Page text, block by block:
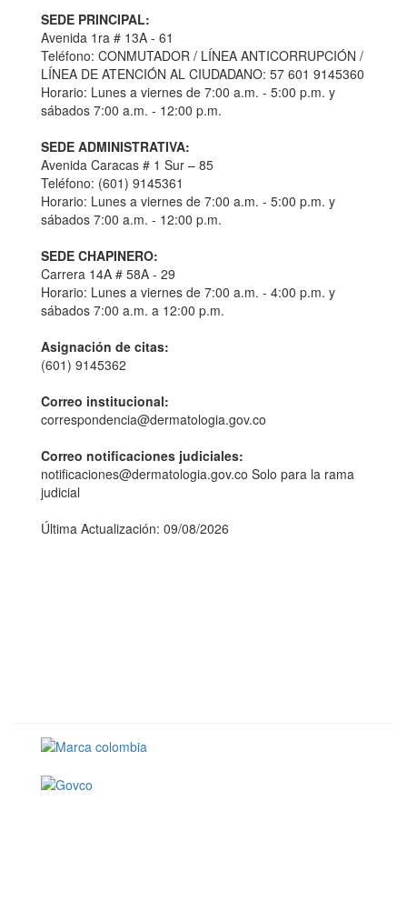
SEDE PRINCIPAL:
Avenida 1ra # 13A - 61
Teléfono: CONMUTADOR / LÍNEA ANTICORRUPCIÓN /
LÍNEA DE ATENCIÓN AL CIUDADANO: 57 601 9145360
Horario: Lunes a viernes de 7:00 a.m. - 5:00 p.m. y
sábados 7:00 a.m. - 12:00 p.m.
SEDE ADMINISTRATIVA:
Avenida Caracas # 1 Sur – 85
Teléfono: (601) 9145361
Horario: Lunes a viernes de 7:00 a.m. - 5:00 p.m. y
sábados 7:00 a.m. - 12:00 p.m.
SEDE CHAPINERO:
Carrera 14A # 58A - 29
Horario: Lunes a viernes de 7:00 a.m. - 4:00 p.m. y
sábados 7:00 a.m. a 12:00 p.m.
Asignación de citas:
(601) 9145362
Correo institucional:
correspondencia@dermatologia.gov.co
Correo notificaciones judiciales:
notificaciones@dermatologia.gov.co Solo para la rama
judicial
Última Actualización: 09/08/2026